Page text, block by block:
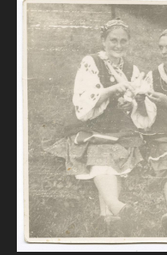
ПОСЛУГИ
FAQ
ОНЛАЙН-КРАМНИЦЯ
ПІДТРИМАТИ